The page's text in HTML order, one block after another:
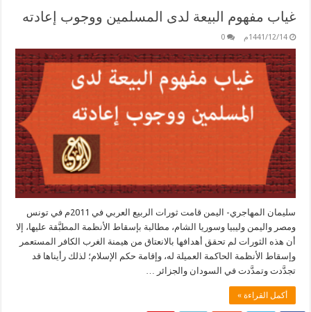
غياب مفهوم البيعة لدى المسلمين ووجوب إعادته
1441/12/14م 0
سليمان المهاجري- اليمن قامت ثورات الربيع العربي في 2011م في تونس
ومصر واليمن وليبيا وسوريا الشام، مطالبة بإسقاط الأنظمة المطبَّقة عليها، إلا
أن هذه الثورات لم تحقق أهدافها بالانعتاق من هيمنة الغرب الكافر المستعمر
وإسقاط الأنظمة الحاكمة العميلة له، وإقامة حكم الإسلام؛ لذلك رأيناها قد
تجدَّدت وتمدَّدت في السودان والجزائر …
أكمل القراءة »